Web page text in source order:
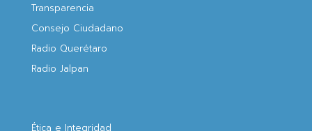
Transparencia
Consejo Ciudadano
Radio Querétaro
Radio Jalpan
Ética e Integridad